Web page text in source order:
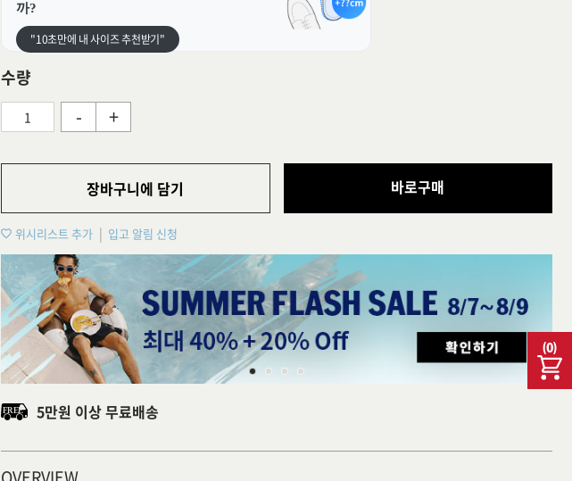
(0)
까?
"10초만에 내 사이즈 추천받기"
수량
- +
장바구니에 담기 바로구매
위시리스트 추가 입고 알림 신청
5만원 이상 무료배송